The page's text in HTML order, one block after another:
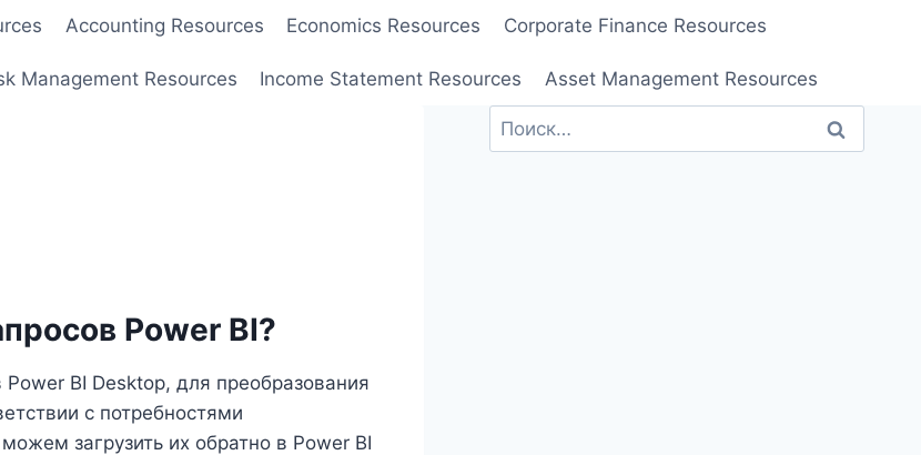
Accounting Resources Economics Resources Corporate Finance Resources
Management Resources Income Statement Resources Asset Management Resources
Power BI?
BI Desktop, для преобразования
с потребностями
загрузить их обратно в Power BI
Найти: